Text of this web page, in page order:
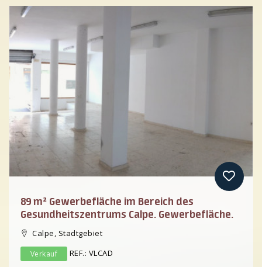
89 m² Gewerbefläche im Bereich des
Gesundheitszentrums Calpe. Gewerbefläche.
Calpe, Stadtgebiet
Verkauf REF.: VLCAD